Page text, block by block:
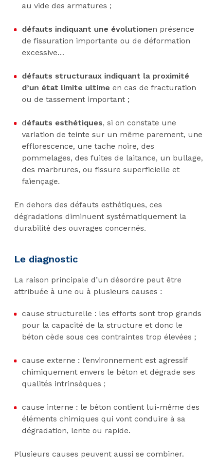
au vide des armatures ;
défauts indiquant une évolutionen présence
de fissuration importante ou de déformation
excessive…
défauts structuraux indiquant la proximité
d’un état limite ultime en cas de fracturation
ou de tassement important ;
défauts esthétiques, si on constate une
variation de teinte sur un même parement, une
efflorescence, une tache noire, des
pommelages, des fuites de laitance, un bullage,
des marbrures, ou fissure superficielle et
faïençage.
En dehors des défauts esthétiques, ces
dégradations diminuent systématiquement la
durabilité des ouvrages concernés.
Le diagnostic
La raison principale d’un désordre peut être
attribuée à une ou à plusieurs causes :
cause structurelle : les efforts sont trop grands
pour la capacité de la structure et donc le
béton cède sous ces contraintes trop élevées ;
cause externe : l’environnement est agressif
chimiquement envers le béton et dégrade ses
qualités intrinsèques ;
cause interne : le béton contient lui-même des
éléments chimiques qui vont conduire à sa
dégradation, lente ou rapide.
Plusieurs causes peuvent aussi se combiner.